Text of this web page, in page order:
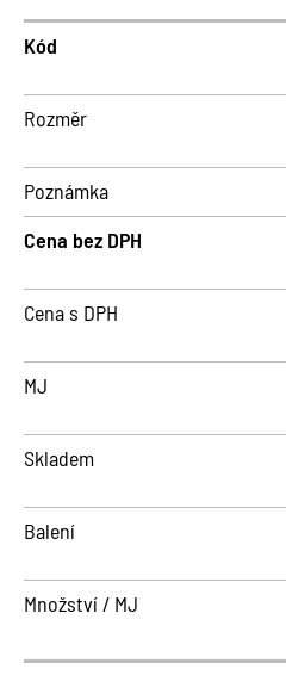
Kód
Rozměr
Poznámka
Cena bez DPH
Cena s DPH
MJ
Skladem
Balení
Množství / MJ